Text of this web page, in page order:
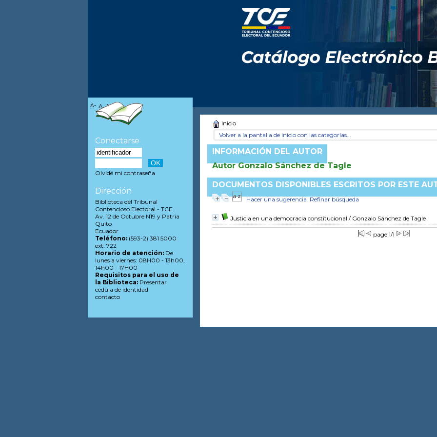
Inicio
Volver a la pantalla de inicio con las categorías...
INFORMACIÓN DEL AUTOR
Autor Gonzalo Sánchez de Tagle
DOCUMENTOS DISPONIBLES ESCRITOS POR ESTE
Hacer una sugerencia Refinar búsqueda
Justicia en una democracia constitucional / Gonzalo Sánchez de Tagle
page 1/1
A- A A+
Conectarse
Olvidé mi contraseña
Dirección
Biblioteca del Tribunal
Contencioso Electoral - TCE
Av. 12 de Octubre N19 y Patria
Quito
Ecuador
Teléfono:(593-2) 381 5000
ext. 722
Horario de atención:De
lunes a viernes: 08H00 - 13h00,
14h00 - 17H00
Requisitos para el uso de
la Biblioteca:Presentar
cédula de identidad
contacto